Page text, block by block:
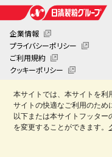
企業情報
プライバシーポリシー
ご利用規約
クッキーポリシー
日清製粉業務用お役立ちサイト「
Copyright © Nisshin Seifun
本サイトでは、本サイトを利
サイトの快適なご利用のため
以下または本サイトフッタ
を変更することができます。